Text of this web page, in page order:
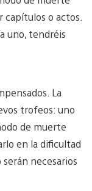
o actos.
uno, tendréis
La
trofeos: uno
de muerte
en la dificultad
necesarios